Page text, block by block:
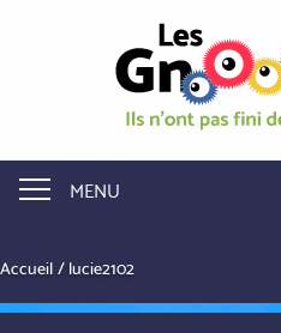
MENU
Accueil lucie2102